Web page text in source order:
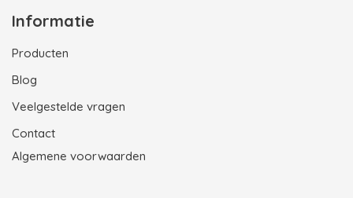
Informatie
Producten
Blog
Veelgestelde vragen
Contact
Algemene voorwaarden